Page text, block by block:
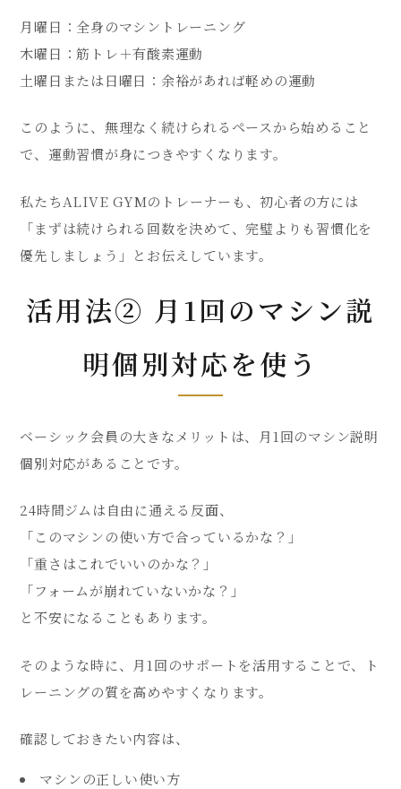
月曜日：全身のマシントレーニング
木曜日：筋トレ＋有酸素運動
土曜日または日曜日：余裕があれば軽めの運動
このように、無理なく続けられるペースから始めること
で、運動習慣が身につきやすくなります。
私たちALIVE GYMのトレーナーも、初心者の方には
「まずは続けられる回数を決めて、完璧よりも習慣化を
優先しましょう」とお伝えしています。
活用法② 月1回のマシン説
明個別対応を使う
ベーシック会員の大きなメリットは、月1回のマシン説明
個別対応があることです。
24時間ジムは自由に通える反面、
「このマシンの使い方で合っているかな？」
「重さはこれでいいのかな？」
「フォームが崩れていないかな？」
と不安になることもあります。
そのような時に、月1回のサポートを活用することで、ト
レーニングの質を高めやすくなります。
確認しておきたい内容は、
マシンの正しい使い方